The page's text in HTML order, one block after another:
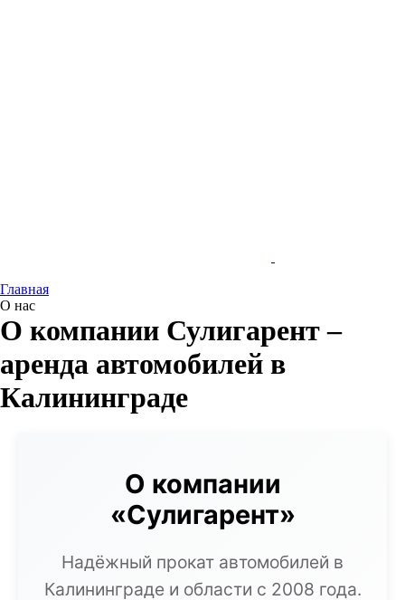
Главная
О нас
О компании Сулигарент –
аренда автомобилей в
Калининграде
О компании
«Сулигарент»
Надёжный прокат автомобилей в
Калининграде и области с 2008 года.